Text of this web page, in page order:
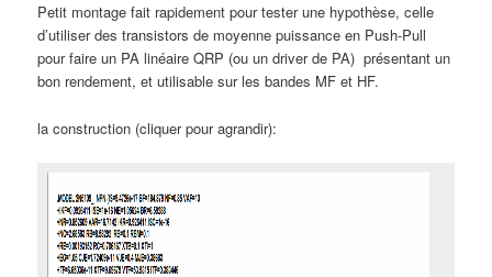
Petit montage fait rapidement pour tester une hypothèse, celle
d’utiliser des transistors de moyenne puissance en Push-Pull
pour faire un PA linéaire QRP (ou un driver de PA) présentant un
bon rendement, et utilisable sur les bandes MF et HF.
la construction (cliquer pour agrandir):